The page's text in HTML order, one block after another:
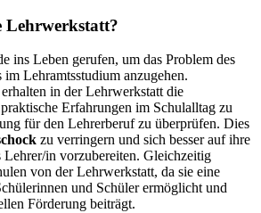
Lehrwerkstatt?
ins Leben gerufen, um das Problem des
im Lehramtsstudium anzugehen.
erhalten in der Lehrwerkstatt die
Erfahrungen im Schulalltag zu
für den Lehrerberuf zu überprüfen. Dies
zu verringern und sich besser auf ihre
in vorzubereiten. Gleichzeitig
von der Lehrwerkstatt, da sie eine
und Schüler ermöglicht und
Förderung beiträgt.